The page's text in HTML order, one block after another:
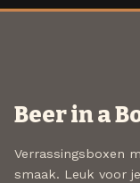
Beer in a
Verrassingsboxen
smaak. Leuk voor